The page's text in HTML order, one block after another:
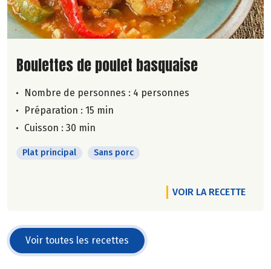
Lire la suite de la recette
Boulettes de poulet basquaise
Nombre de personnes : 4 personnes
Préparation : 15 min
Cuisson : 30 min
Plat principal Sans porc
VOIR LA RECETTE
Voir toutes les recettes